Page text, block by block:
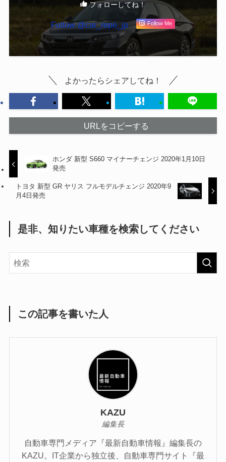
フォローしてね！
Follow @car_repo_jp Follow Me
よかったらシェアしてね！
URLをコピーする
ホンダ 新型 S660 マイナーチェンジ 2020年1月10日
発売
トヨタ 新型 GR ヤリス フルモデルチェンジ 2020年9
月4日発売
是非、知りたい車種を検索してください
この記事を書いた人
KAZU
編集長
自動車専門メディア『最新自動車情報』編集長の
KAZU。IT企業から独立後、自動車専門サイト『最